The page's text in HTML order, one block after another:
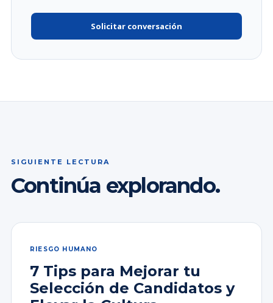
Solicitar conversación
SIGUIENTE LECTURA
Continúa explorando.
RIESGO HUMANO
7 Tips para Mejorar tu
Selección de Candidatos y